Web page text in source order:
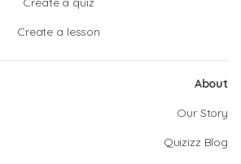
Create a lesson
About
Our Story
Quizizz Blog